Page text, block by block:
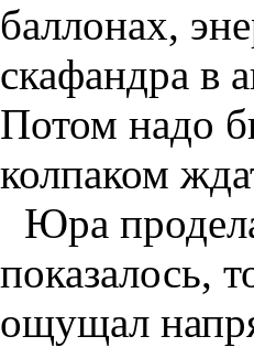
баллонах,
скафандра в
Потом надо
колпаком
Юра
показалось,
ощущал